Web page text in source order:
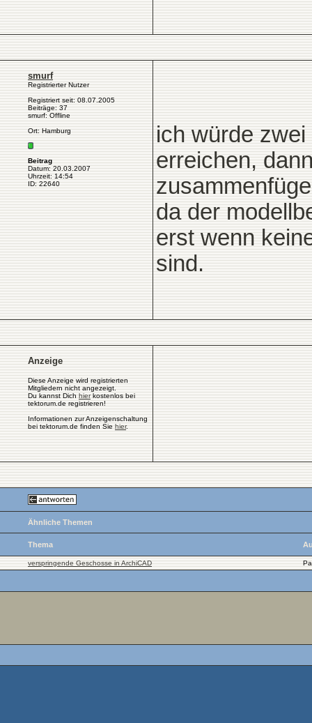
smurf
Registrierter Nutzer
Registriert seit: 08.07.2005
Beiträge: 37
smurf: Offline
Ort: Hamburg
Beitrag
Datum: 20.03.2007
Uhrzeit: 14:54
ID: 22640
ich würde
erreichen,
da der
erst wenn
sind.
Anzeige
Diese Anzeige wird registrierten
Mitgliedern nicht angezeigt.
Du kannst Dich hierkostenlos bei
tektorum.de registrieren!
Informationen zur Anzeigenschaltung
bei tektorum.de finden Sie hier.
Ähnliche Themen
Thema
verspringende Geschosse in ArchiCAD